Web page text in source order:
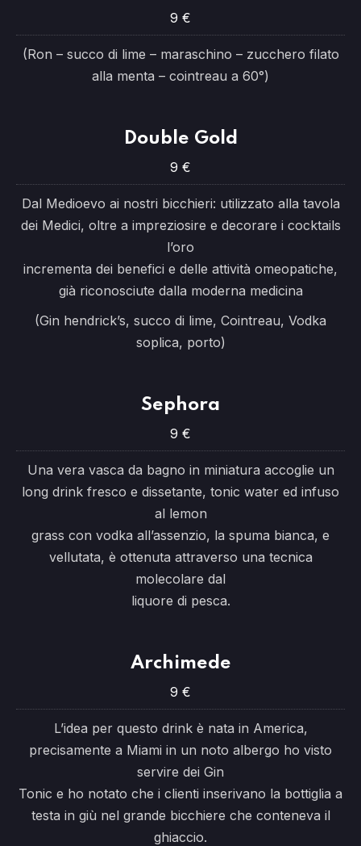
9 €
(Ron – succo di lime – maraschino – zucchero filato
alla menta – cointreau a 60°)
Double Gold
9 €
Dal Medioevo ai nostri bicchieri: utilizzato alla tavola
dei Medici, oltre a impreziosire e decorare i cocktails
l’oro
incrementa dei benefici e delle attività omeopatiche,
già riconosciute dalla moderna medicina
(Gin hendrick’s, succo di lime, Cointreau, Vodka
soplica, porto)
Sephora
9 €
Una vera vasca da bagno in miniatura accoglie un
long drink fresco e dissetante, tonic water ed infuso
al lemon
grass con vodka all’assenzio, la spuma bianca, e
vellutata, è ottenuta attraverso una tecnica
molecolare dal
liquore di pesca.
Archimede
9 €
L’idea per questo drink è nata in America,
precisamente a Miami in un noto albergo ho visto
servire dei Gin
Tonic e ho notato che i clienti inserivano la bottiglia a
testa in giù nel grande bicchiere che conteneva il
ghiaccio.